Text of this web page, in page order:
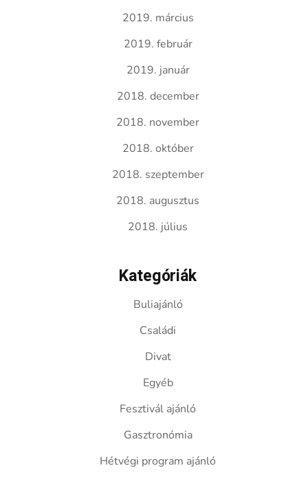
2019. március
2019. február
2019. január
2018. december
2018. november
2018. október
2018. szeptember
2018. augusztus
2018. július
Kategóriák
Buliajánló
Családi
Divat
Egyéb
Fesztivál ajánló
Gasztronómia
Hétvégi program ajánló